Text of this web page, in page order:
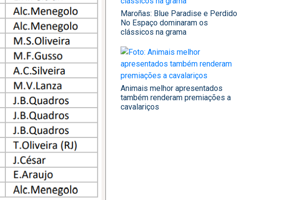
Maroñas: Blue Paradise e Perdido
No Espaço dominaram os
clássicos na grama
Animais melhor apresentados
também renderam premiações a
cavalariços